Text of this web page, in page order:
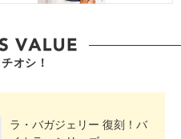
オシ！
ラ・バガジェリー 復刻！バ